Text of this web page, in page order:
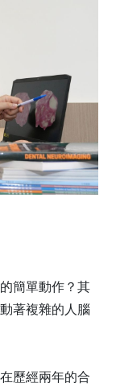
簡單動作？其
著複雜的人腦
歷經兩年的合